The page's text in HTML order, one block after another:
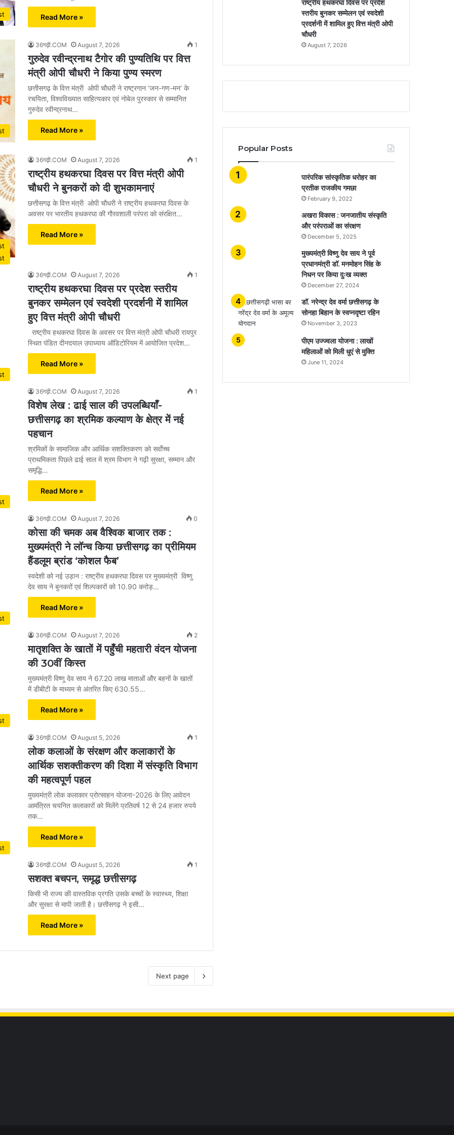
Read More »
36गढ़ी.COM August 7, 2026 1
गुरुदेव रवीन्द्रनाथ टैगोर की पुण्यतिथि पर वित्त
मंत्री ओपी चौधरी ने किया पुण्य स्मरण
छत्तीसगढ़ के वित्त मंत्री ओपी चौधरी ने राष्ट्रगान ‘जन-गण-मन’ के
रचयिता, विश्वविख्यात साहित्यकार एवं नोबेल पुरस्कार से सम्मानित
गुरुदेव रवीन्द्रनाथ…
Read More »
36गढ़ी.COM August 7, 2026 1
राष्ट्रीय हथकरघा दिवस पर वित्त मंत्री ओपी
चौधरी ने बुनकरों को दी शुभकामनाएं
छत्तीसगढ़ के वित्त मंत्री ओपी चौधरी ने राष्ट्रीय हथकरघा दिवस के
अवसर पर भारतीय हथकरघा की गौरवशाली परंपरा को संरक्षित…
Read More »
36गढ़ी.COM August 7, 2026 1
राष्ट्रीय हथकरघा दिवस पर प्रदेश स्तरीय
बुनकर सम्मेलन एवं स्वदेशी प्रदर्शनी में शामिल
हुए वित्त मंत्री ओपी चौधरी
राष्ट्रीय हथकरघा दिवस के अवसर पर वित्त मंत्री ओपी चौधरी रायपुर
स्थित पंडित दीनदयाल उपाध्याय ऑडिटोरियम में आयोजित प्रदेश…
Read More »
36गढ़ी.COM August 7, 2026 1
विशेष लेख : ढाई साल की उपलब्धियाँ-
छत्तीसगढ़ का श्रमिक कल्याण के क्षेत्र में नई
पहचान
श्रमिकों के सामाजिक और आर्थिक सशक्तिकरण को सर्वाेच्च
प्राथमिकता पिछले ढाई साल में श्रम विभाग ने गढ़ी सुरक्षा, सम्मान और
समृद्धि…
Read More »
36गढ़ी.COM August 7, 2026 0
कोसा की चमक अब वैश्विक बाजार तक :
मुख्यमंत्री ने लॉन्च किया छत्तीसगढ़ का प्रीमियम
हैंडलूम ब्रांड ‘कोशल फैब’
स्वदेशी को नई उड़ान : राष्ट्रीय हथकरघा दिवस पर मुख्यमंत्री विष्णु
देव साय ने बुनकरों एवं शिल्पकारों को 10.90 करोड़…
Read More »
36गढ़ी.COM August 7, 2026 2
मातृशक्ति के खातों में पहुँची महतारी वंदन योजना
की 30वीं किस्त
मुख्यमंत्री विष्णु देव साय ने 67.20 लाख माताओं और बहनों के खातों
में डीबीटी के माध्यम से अंतरित किए 630.55…
Read More »
36गढ़ी.COM August 5, 2026 1
लोक कलाओं के संरक्षण और कलाकारों के
आर्थिक सशक्तीकरण की दिशा में संस्कृति विभाग
की महत्वपूर्ण पहल
मुख्यमंत्री लोक कलाकार प्रोत्साहन योजना-2026 के लिए आवेदन
आमंत्रित चयनित कलाकारों को मिलेंगे प्रतिवर्ष 12 से 24 हजार रुपये
तक…
Read More »
36गढ़ी.COM August 5, 2026 1
सशक्त बचपन, समृद्ध छत्तीसगढ़
किसी भी राज्य की वास्तविक प्रगति उसके बच्चों के स्वास्थ्य, शिक्षा
और सुरक्षा से मापी जाती है। छत्तीसगढ़ ने इसी…
Read More »
Next page
राष्ट्रीय हथकरघा दिवस पर प्रदेश
स्तरीय बुनकर सम्मेलन एवं स्वदेशी
प्रदर्शनी में शामिल हुए वित्त मंत्री ओपी
चौधरी
August 7, 2026
Popular Posts
​​​​​​​पारंपरिक सांस्कृतिक धरोहर का
प्रतीक राजकीय गमछा
February 9, 2022
अखरा विकास : जनजातीय संस्कृति
और परंपराओं का संरक्षण
December 5, 2025
मुख्यमंत्री विष्णु देव साय ने पूर्व
प्रधानमंत्री डॉ. मनमोहन सिंह के
निधन पर किया दुःख व्यक्त
December 27, 2024
डॉ. नरेन्द्र देव वर्मा छत्तीसगढ़ के
सोनहा बिहान के स्वप्नदृष्टा रहिन
November 3, 2023
पीएम उज्ज्वला योजना : लाखों
महिलाओं को मिली धुएं से मुक्ति
June 11, 2024